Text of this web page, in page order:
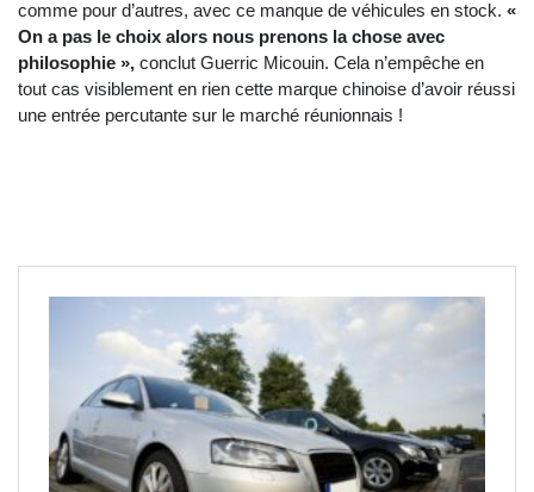
comme pour d’autres, avec ce manque de véhicules en stock. «
On a pas le choix alors nous prenons la chose avec
philosophie », conclut Guerric Micouin. Cela n’empêche en
tout cas visiblement en rien cette marque chinoise d’avoir réussi
une entrée percutante sur le marché réunionnais !